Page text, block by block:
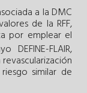
a la DMC
de la RFF,
por emplear el
FLAIR,
similar de